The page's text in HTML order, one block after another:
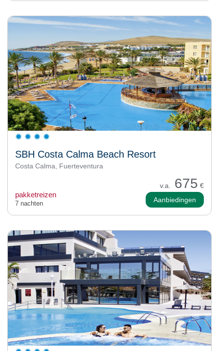
SBH Costa Calma Beach Resort
Costa Calma, Fuerteventura
v.a. 675 €
pakketreizen
7 nachten Aanbiedingen